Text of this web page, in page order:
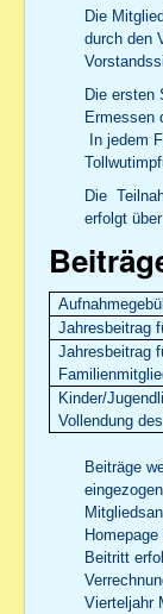
Die
durch den
Die ersten
Ermessen
In jedem
Die
erfolgt
Jahresbeitrag
Jahresbeitrag
Kinder/
Vollendung
Beiträge
Beitritt
Vierteljahr